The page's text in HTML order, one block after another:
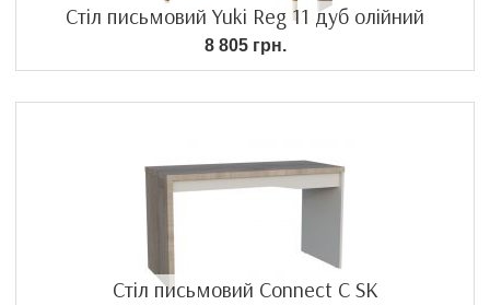
Стіл письмовий Yuki Reg 11 дуб олійний
8 805 грн.
Стіл письмовий Connect C SK